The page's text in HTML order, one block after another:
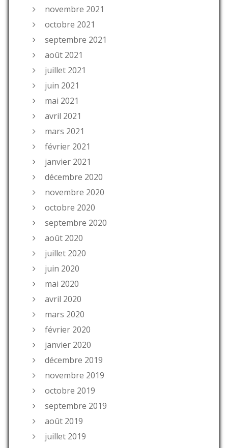
novembre 2021
octobre 2021
septembre 2021
août 2021
juillet 2021
juin 2021
mai 2021
avril 2021
mars 2021
février 2021
janvier 2021
décembre 2020
novembre 2020
octobre 2020
septembre 2020
août 2020
juillet 2020
juin 2020
mai 2020
avril 2020
mars 2020
février 2020
janvier 2020
décembre 2019
novembre 2019
octobre 2019
septembre 2019
août 2019
juillet 2019